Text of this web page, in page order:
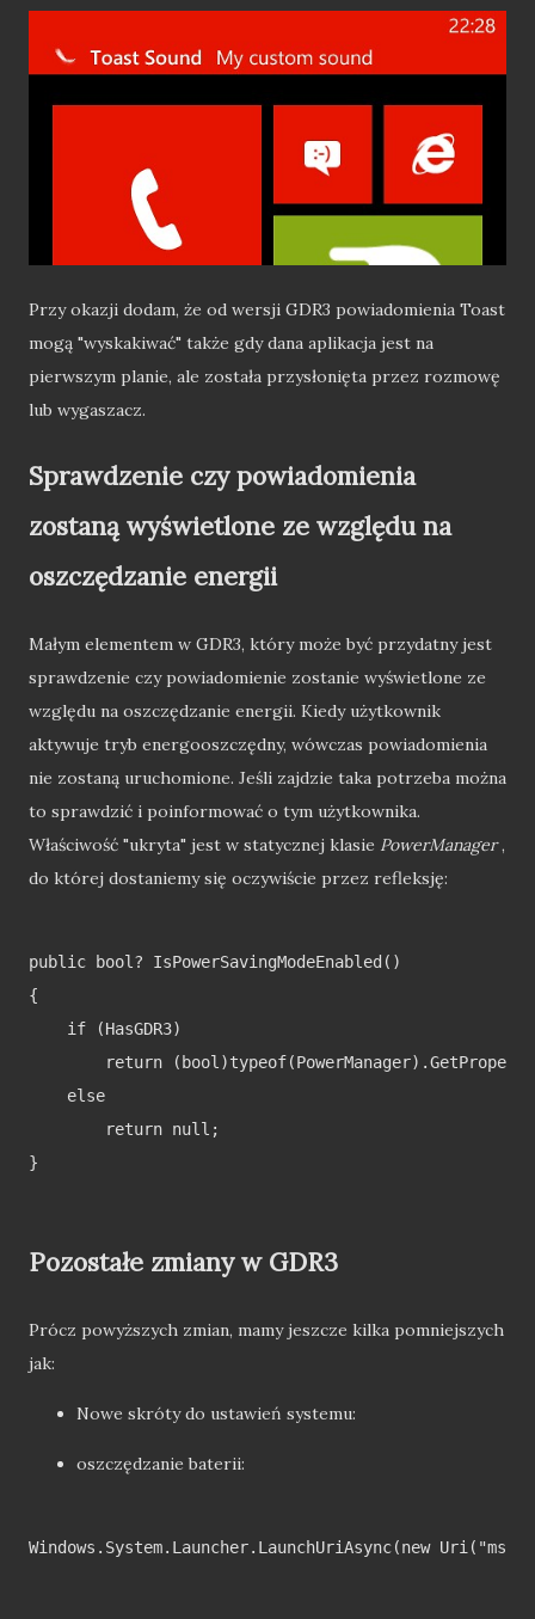
Przy okazji dodam, że od wersji GDR3 powiadomienia Toast
mogą "wyskakiwać" także gdy dana aplikacja jest na
pierwszym planie, ale została przysłonięta przez rozmowę
lub wygaszacz.
Sprawdzenie czy powiadomienia
zostaną wyświetlone ze względu na
oszczędzanie energii
Małym elementem w GDR3, który może być przydatny jest
sprawdzenie czy powiadomienie zostanie wyświetlone ze
względu na oszczędzanie energii. Kiedy użytkownik
aktywuje tryb energooszczędny, wówczas powiadomienia
nie zostaną uruchomione. Jeśli zajdzie taka potrzeba można
to sprawdzić i poinformować o tym użytkownika.
Właściwość "ukryta" jest w statycznej klasie PowerManager,
do której dostaniemy się oczywiście przez refleksję:
public bool? IsPowerSavingModeEnabled()
{
    if (HasGDR3)
return
    else
        return null;
}
Pozostałe zmiany w GDR3
Prócz powyższych zmian, mamy jeszcze kilka pomniejszych
jak:
Nowe skróty do ustawień systemu:
oszczędzanie baterii:
Windows.System.Launcher.LaunchUriAsync(new